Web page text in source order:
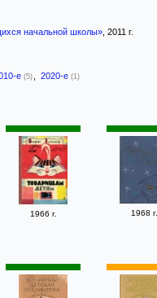
начальной школы», 2011 г.
е (5) 2020-е (1)
1966 г. 1968 г.